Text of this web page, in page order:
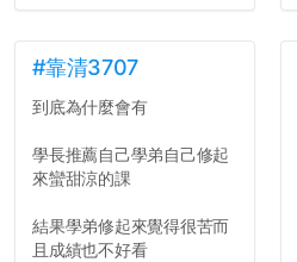
#靠清3707
到底為什麼會有
學長推薦自己學弟自己修起
來蠻甜涼的課
結果學弟修起來覺得很苦而
且成績也不好看